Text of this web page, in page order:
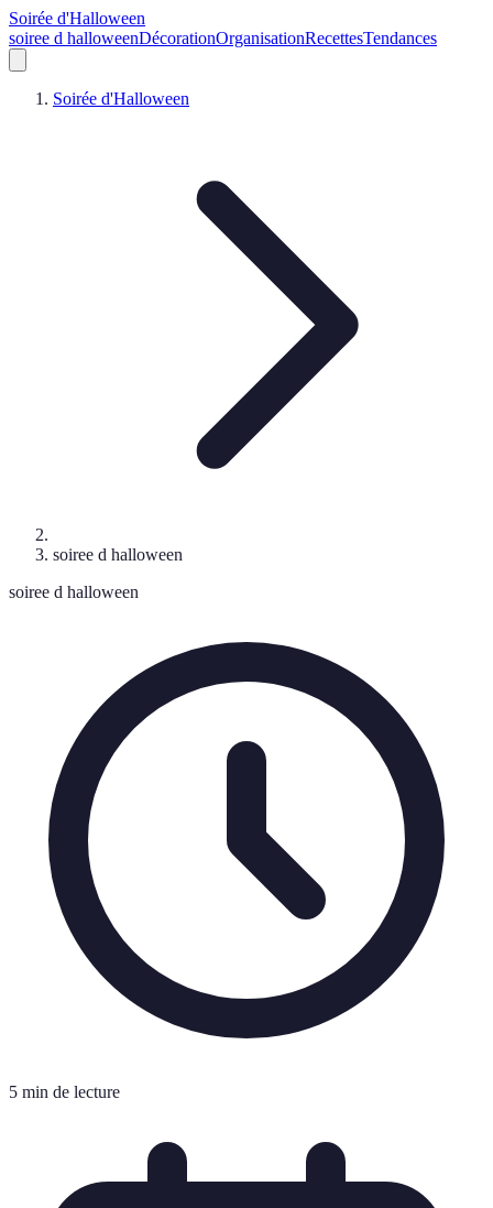
Soirée d'Halloween
soiree d halloweenDécorationOrganisationRecettesTendances
Soirée d'Halloween
soiree d halloween
soiree d halloween
5 min de lecture